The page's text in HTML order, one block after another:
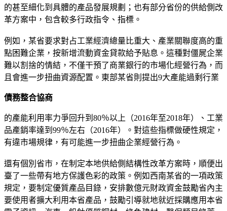
的甚至細化到具體的產品發展規劃；也有部分省份的供給側改
革方案中，包含較多行政指令、指標。
例如，某省要求對占工業經濟總量比重大、產業關聯度高的重
點困難企業，按新增流動資金貸款給予貼息。這種對僵屍企業
難以割捨的情結，不僅干預了商業銀行的市場化經營行為，而
且會進一步扭曲資源配置。東部某省則提出9大產能過剩行業
債務整合協商
的產能利用率力爭回升到80％以上（2016年至2018年）、工業
品產銷率達到99％左右（2016年）。對這些指標做硬性規定，
有違市場規律，有可能進一步扭曲企業經營行為。
還有個別省市，在制定本地供給側結構性改革方案時，順便出
臺了一些帶有地方保護色彩的政策。例如西南某省的一項政策
規定，要制定優質產品目錄，安排數億元財政資金鼓勵省內主
要使用者擴大利用本省產品，鼓勵引導就地就近採購應用本省